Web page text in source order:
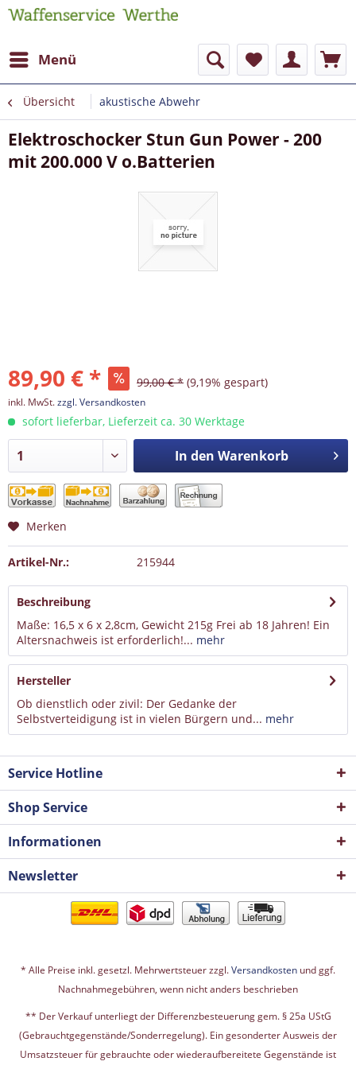
Menü
Übersicht akustische Abwehr
Elektroschocker Stun Gun Power - 200
mit 200.000 V o.Batterien
89,90 € * 99,00 € * (9,19% gespart)
inkl. MwSt.zzgl. Versandkosten
sofort lieferbar, Lieferzeit ca. 30 Werktage
In den Warenkorb
Merken
Artikel-Nr.: 215944
Beschreibung
Maße: 16,5 x 6 x 2,8cm, Gewicht 215g Frei ab 18 Jahren! Ein
Altersnachweis ist erforderlich!... mehr
Hersteller
Ob dienstlich oder zivil: Der Gedanke der
Selbstverteidigung ist in vielen Bürgern und... mehr
Service Hotline
Shop Service
Informationen
Newsletter
* Alle Preise inkl. gesetzl. Mehrwertsteuer zzgl.Versandkosten und ggf.
Nachnahmegebühren, wenn nicht anders beschrieben
** Der Verkauf unterliegt der Differenzbesteuerung gem. § 25a UStG
(Gebrauchtgegenstände/Sonderregelung). Ein gesonderter Ausweis der
Umsatzsteuer für gebrauchte oder wiederaufbereitete Gegenstände ist